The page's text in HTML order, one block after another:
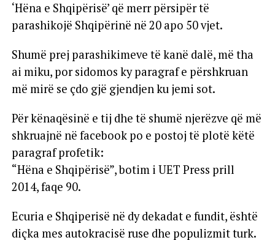
‘Hëna e Shqipërisë’ që merr përsipër të
parashikojë Shqipërinë në 20 apo 50 vjet.
Shumë prej parashikimeve të kanë dalë, më tha
ai miku, por sidomos ky paragraf e përshkruan
më mirë se çdo gjë gjendjen ku jemi sot.
Për kënaqësinë e tij dhe të shumë njerëzve që më
shkruajnë në facebook po e postoj të plotë këtë
paragraf profetik:
“Hëna e Shqipërisë”, botim i UET Press prill
2014, faqe 90.
Ecuria e Shqiperisë në dy dekadat e fundit, është
diçka mes autokracisë ruse dhe populizmit turk.